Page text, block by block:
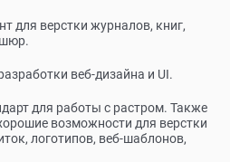
для верстки журналов, книг,
веб-дизайна и UI.
для работы с растром. Также
возможности для верстки
логотипов, веб-шаблонов,